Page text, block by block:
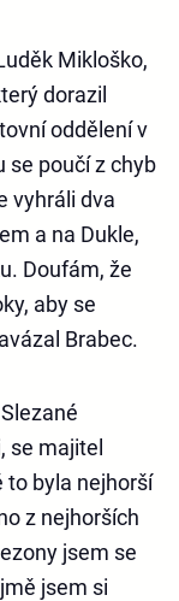
Mikloško,
dorazil
oddělení v
se poučí z chyb
vyhráli dva
a na Dukle,
Doufám, že
aby se
Brabec.
se majitel
to byla nejhorší
z nejhorších
jsem se
jsem si